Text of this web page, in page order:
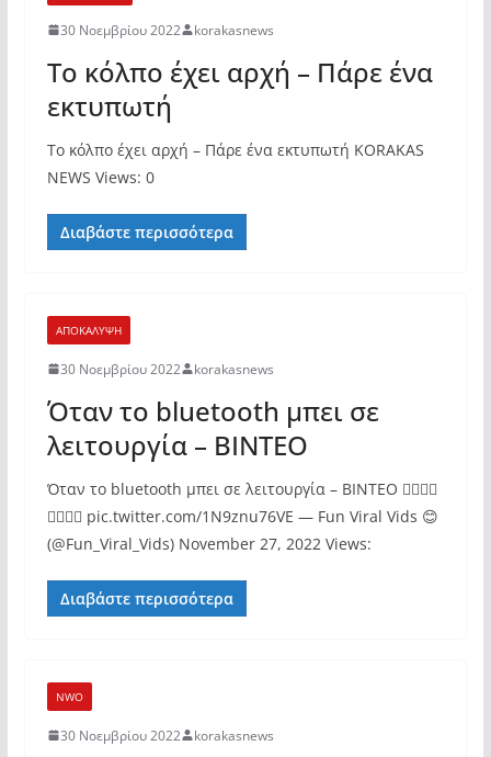
30 Νοεμβρίου 2022 korakasnews
Το κόλπο έχει αρχή – Πάρε ένα
εκτυπωτή
Το κόλπο έχει αρχή – Πάρε ένα εκτυπωτή KORAKAS
NEWS Views: 0
Διαβάστε περισσότερα
ΑΠΟΚΑΛΥΨΗ
30 Νοεμβρίου 2022 korakasnews
Όταν το bluetooth μπει σε
λειτουργία – ΒΙΝΤΕΟ
Όταν το bluetooth μπει σε λειτουργία – ΒΙΝΤΕΟ 🤦‍♂️🤦‍♂️
🤦‍♂️🤦‍♂️ pic.twitter.com/1N9znu76VE — Fun Viral Vids 😊
(@Fun_Viral_Vids) November 27, 2022 Views:
Διαβάστε περισσότερα
NWO
30 Νοεμβρίου 2022 korakasnews